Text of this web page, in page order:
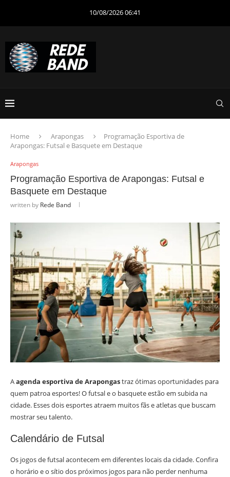
10/08/2026 06:41
Home Arapongas
Programação Esportiva de
Arapongas: Futsal e Basquete em Destaque
Arapongas
Programação Esportiva de Arapongas: Futsal e
Basquete em Destaque
written by Rede Band
Aagenda esportiva de Arapongastraz ótimas oportunidades para
quem patroa esportes! O futsal e o basquete estão em subida na
cidade. Esses dois esportes atraem muitos fãs e atletas que buscam
mostrar seu talento.
Calendário de Futsal
Os jogos de futsal acontecem em diferentes locais da cidade. Confira
o horário e o sítio dos próximos jogos para não perder nenhuma